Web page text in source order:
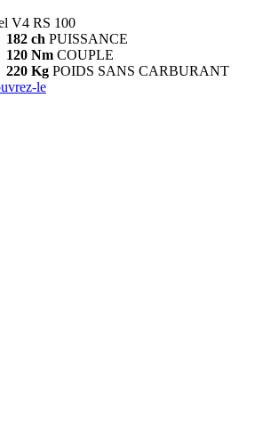
V4 RS 100
182 ch PUISSANCE
120 Nm COUPLE
220 Kg POIDS SANS CARBURANT
le